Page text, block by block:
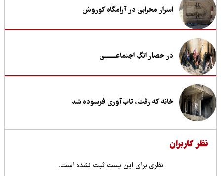
اسرار محرابی در آرامگاه کوروش
در حصار انگِ اجتماعــــــــی
خانه که رفت، تاب‌آوری فرسوده شد
کاربران
نظری برای این پست ثبت نشده است.